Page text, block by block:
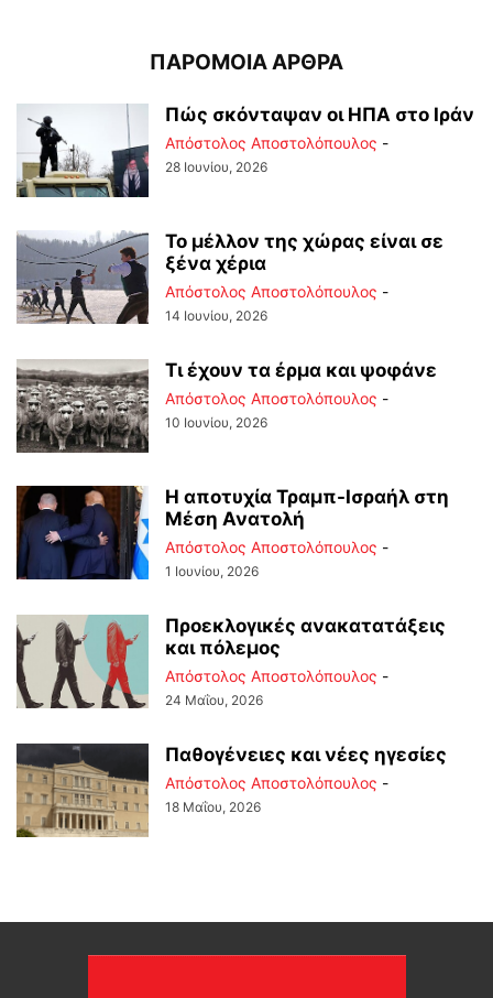
ΠΑΡΟΜΟΙΑ ΑΡΘΡΑ
Πώς σκόνταψαν οι ΗΠΑ στο Ιράν
Απόστολος Αποστολόπουλος -
28 Ιουνίου, 2026
Το μέλλον της χώρας είναι σε
ξένα χέρια
Απόστολος Αποστολόπουλος -
14 Ιουνίου, 2026
Τι έχουν τα έρμα και ψοφάνε
Απόστολος Αποστολόπουλος -
10 Ιουνίου, 2026
Η αποτυχία Τραμπ-Ισραήλ στη
Μέση Ανατολή
Απόστολος Αποστολόπουλος -
1 Ιουνίου, 2026
Προεκλογικές ανακατατάξεις
και πόλεμος
Απόστολος Αποστολόπουλος -
24 Μαΐου, 2026
Παθογένειες και νέες ηγεσίες
Απόστολος Αποστολόπουλος -
18 Μαΐου, 2026